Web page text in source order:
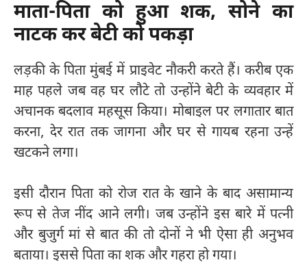
माता-पिता को हुआ शक, सोने का
नाटक कर बेटी को पकड़ा
लड़की के पिता मुंबई में प्राइवेट नौकरी करते हैं। करीब एक
माह पहले जब वह घर लौटे तो उन्होंने बेटी के व्यवहार में
अचानक बदलाव महसूस किया। मोबाइल पर लगातार बात
करना, देर रात तक जागना और घर से गायब रहना उन्हें
खटकने लगा।
इसी दौरान पिता को रोज रात के खाने के बाद असामान्य
रूप से तेज नींद आने लगी। जब उन्होंने इस बारे में पत्नी
और बुजुर्ग मां से बात की तो दोनों ने भी ऐसा ही अनुभव
बताया। इससे पिता का शक और गहरा हो गया।